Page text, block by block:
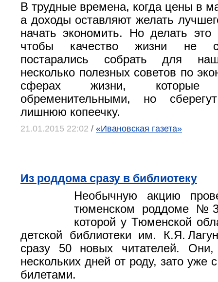
В трудные времена, когда цены в
а доходы оставляют желать
начать экономить. Но делать
чтобы качество жизни не
постарались собрать для
несколько полезных советов по
сферах жизни,
обременительными, но
лишнюю копеечку.
21.01.2015 22:02 / «Ивановская газета»
Из роддома сразу в библиотеку
Необычную акцию
тюменском роддоме
которой у Тюменской
детской библиотеки им. К.Я.
сразу 50 новых читателей. Они,
нескольких дней от роду, зато уже
билетами.